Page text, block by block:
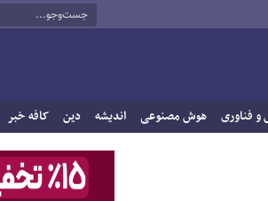
و فناوری هوش مصنوعی اندیشه دین کافه خبر